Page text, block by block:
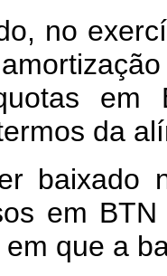
no
em
da
baixado
em
que a